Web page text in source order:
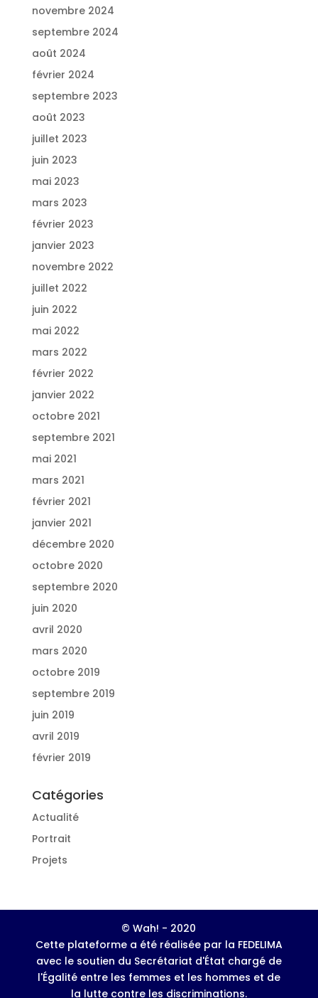
novembre 2024
septembre 2024
août 2024
février 2024
septembre 2023
août 2023
juillet 2023
juin 2023
mai 2023
mars 2023
février 2023
janvier 2023
novembre 2022
juillet 2022
juin 2022
mai 2022
mars 2022
février 2022
janvier 2022
octobre 2021
septembre 2021
mai 2021
mars 2021
février 2021
janvier 2021
décembre 2020
octobre 2020
septembre 2020
juin 2020
avril 2020
mars 2020
octobre 2019
septembre 2019
juin 2019
avril 2019
février 2019
Catégories
Actualité
Portrait
Projets
© Wah! - 2020
Cette plateforme a été réalisée par la FEDELIMA
avec le soutien du Secrétariat d'État chargé de
l'Égalité entre les femmes et les hommes et de
la lutte contre les discriminations.